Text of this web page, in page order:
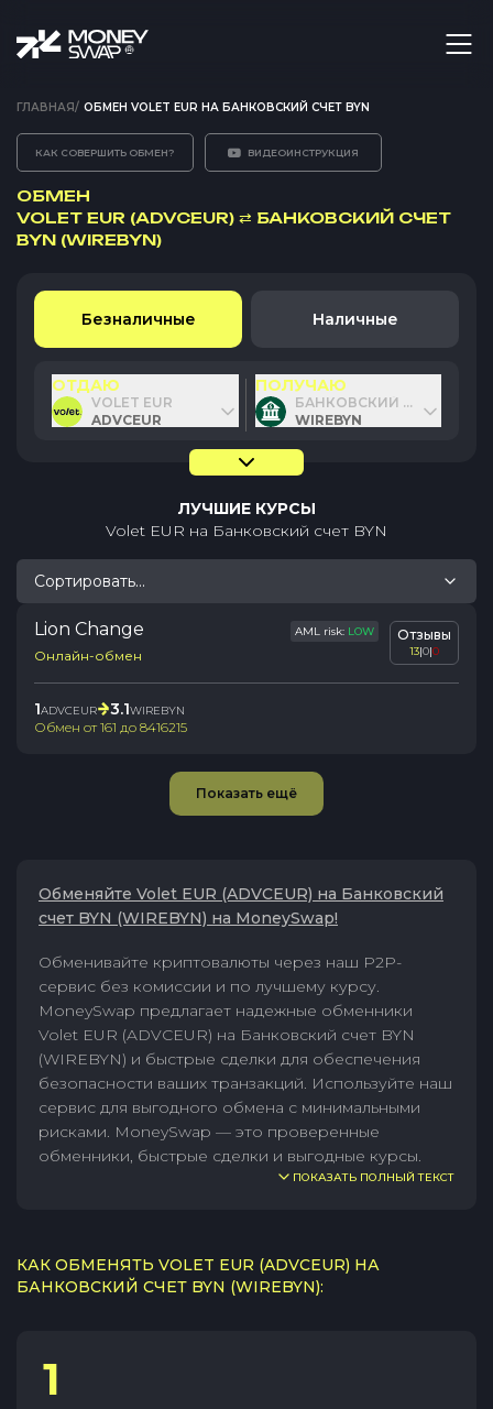
ГЛАВНАЯ/ ОБМЕН VOLET EUR НА БАНКОВСКИЙ СЧЕТ BYN
КАК СОВЕРШИТЬ ОБМЕН? ВИДЕОИНСТРУКЦИЯ
ОБМЕН
VOLET EUR (ADVCEUR) ⇄ БАНКОВСКИЙ СЧЕТ
BYN (WIREBYN)
Безналичные Наличные
ОТДАЮ
VOLET EUR
ADVCEUR
ПОЛУЧАЮ
БАНКОВСКИЙ СЧЕТ BYN
WIREBYN
ЛУЧШИЕ КУРСЫ
Volet EUR на Банковский счет BYN
Сортировать...
Lion Change AML risk: LOW
Онлайн-обмен
Отзывы
13|0|0
1ADVCEUR 3.1WIREBYN
Обмен от161 до 8416215
Показать ещё
Обменяйте Volet EUR (ADVCEUR) на Банковский
счет BYN (WIREBYN) на MoneySwap!
Обменивайте криптовалюты через наш P2P-
сервис без комиссии и по лучшему курсу.
MoneySwap предлагает надежные обменники
Volet EUR (ADVCEUR) на Банковский счет BYN
(WIREBYN) и быстрые сделки для обеспечения
безопасности ваших транзакций. Используйте наш
сервис для выгодного обмена с минимальными
рисками. MoneySwap — это проверенные
обменники, быстрые сделки и выгодные курсы.
ПОКАЗАТЬ ПОЛНЫЙ ТЕКСТ
КАК ОБМЕНЯТЬ VOLET EUR (ADVCEUR) НА
БАНКОВСКИЙ СЧЕТ BYN (WIREBYN):
1